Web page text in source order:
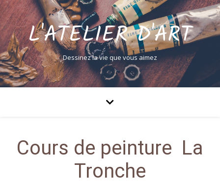
L'ATELIER D'ART
Dessinez la vie que vous aimez
Cours de peinture La
Tronche